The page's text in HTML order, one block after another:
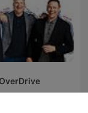
OverDrive